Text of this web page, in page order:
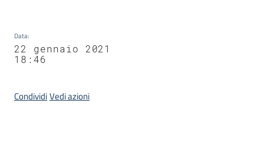
Data:
22 gennaio 2021
18:46
CondividiVedi azioni